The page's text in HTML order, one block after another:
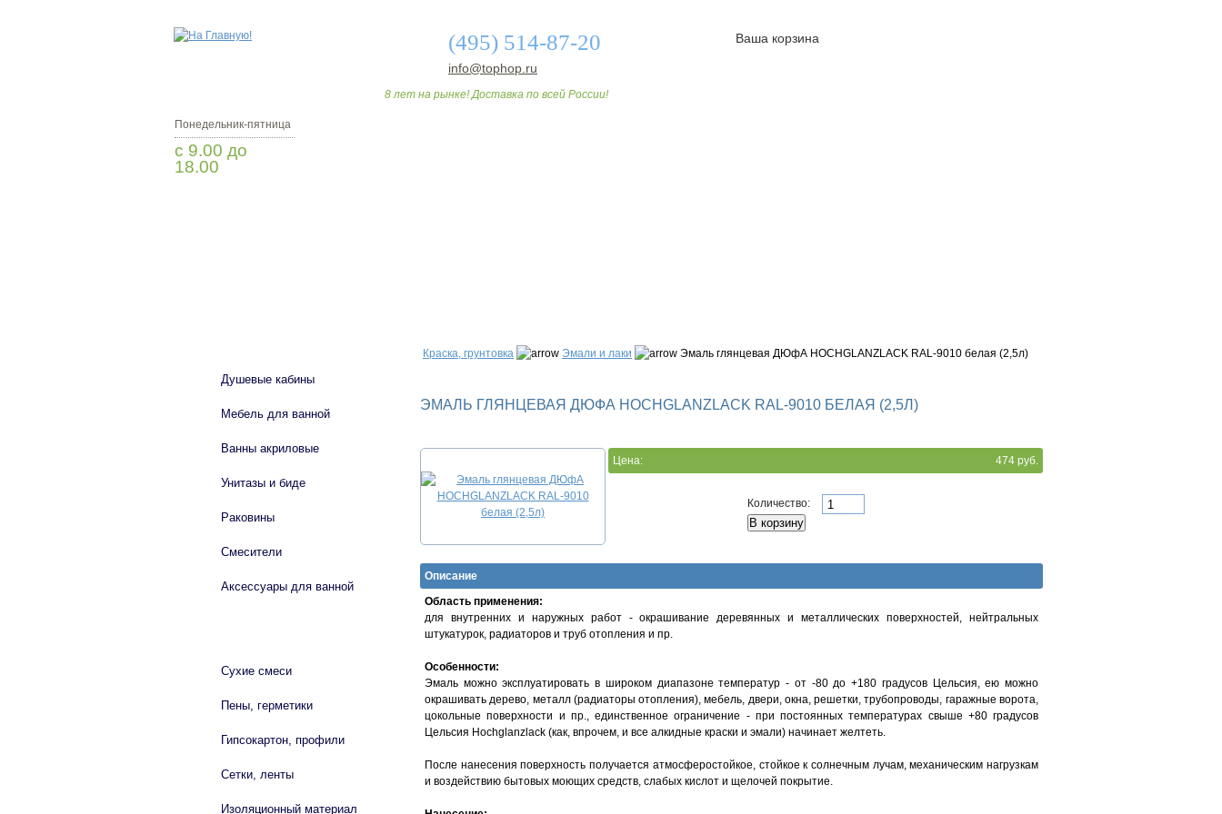
(495) 514-87-20
info@tophop.ru
8 лет на рынке! Доставка по всей России!
Ваша корзина
Понедельник-пятница
с 9.00 до
18.00
Краска, грунтовка Эмали и лаки Эмаль глянцевая ДЮфА HOCHGLANZLACK RAL-9010 белая (2,5л)
ЭМАЛЬ ГЛЯНЦЕВАЯ ДЮФА HOCHGLANZLACK RAL-9010 БЕЛАЯ (2,5Л)
Цена: 474 руб.
Количество:
Описание
Область применения:
для внутренних и наружных работ - окрашивание деревянных и металлических поверхностей, нейтральных
штукатурок, радиаторов и труб отопления и пр.
Особенности:
Эмаль можно эксплуатировать в широком диапазоне температур - от -80 до +180 градусов Цельсия, ею можно
окрашивать дерево, металл (радиаторы отопления), мебель, двери, окна, решетки, трубопроводы, гаражные ворота,
цокольные поверхности и пр., единственное ограничение - при постоянных температурах свыше +80 градусов
Цельсия Hochglanzlack (как, впрочем, и все алкидные краски и эмали) начинает желтеть.
После нанесения поверхность получается атмосферостойкое, стойкое к солнечным лучам, механическим нагрузкам
и воздействию бытовых моющих средств, слабых кислот и щелочей покрытие.
Душевые кабины
Мебель для ванной
Ванны акриловые
Унитазы и биде
Раковины
Смесители
Аксессуары для ванной
Сухие смеси
Пены, герметики
Гипсокартон, профили
Сетки, ленты
Изоляционный материал